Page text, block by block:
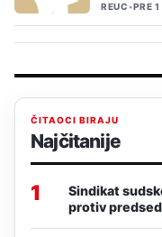
REUC•PRE 1
ČITAOCI BIRAJU
Najčitanije
1
Sindikat
protiv